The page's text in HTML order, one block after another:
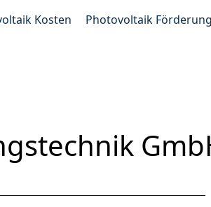
Kosten Photovoltaik Förderung